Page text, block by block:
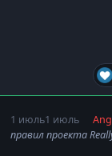
1 июль1 июль
правил проекта